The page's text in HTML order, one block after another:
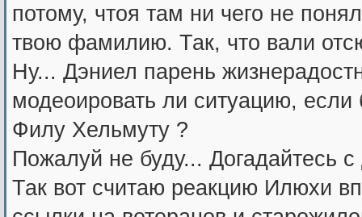
потому, чтоя там ни чего не
твою фамилию. Так, что вали
Ну... Дэниел парень
модеоировать ли ситуацию,
Филу Хельмуту ?
Пожалуй не буду... Догадайтесь с
Так вот считаю реакцию Илюхи